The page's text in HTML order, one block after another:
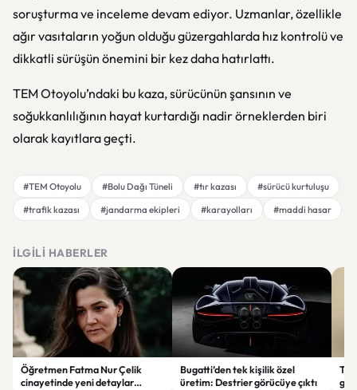
soruşturma ve inceleme devam ediyor. Uzmanlar, özellikle
ağır vasıtaların yoğun olduğu güzergahlarda hız kontrolü ve
dikkatli sürüşün önemini bir kez daha hatırlattı.
TEM Otoyolu’ndaki bu kaza, sürücünün şansının ve
soğukkanlılığının hayat kurtardığı nadir örneklerden biri
olarak kayıtlara geçti.
#TEM Otoyolu #Bolu Dağı Tüneli #tır kazası
#sürücü kurtuluşu
#trafik kazası
#jandarma ekipleri #karayolları #maddi hasar
İLGILI HABERLER
Öğretmen Fatma Nur Çelik
cinayetinde yeni detaylar
Bugatti’den tek kişilik özel
üretim: Destrier görücüye çıktı